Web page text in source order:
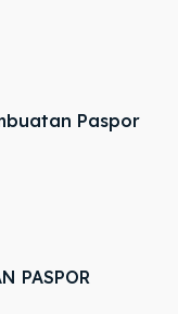
Paspor
PASPOR